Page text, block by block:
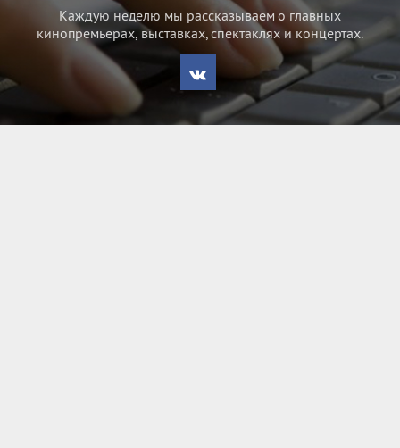
Каждую неделю мы рассказываем о главных
кинопремьерах, выставках, спектаклях и концертах.